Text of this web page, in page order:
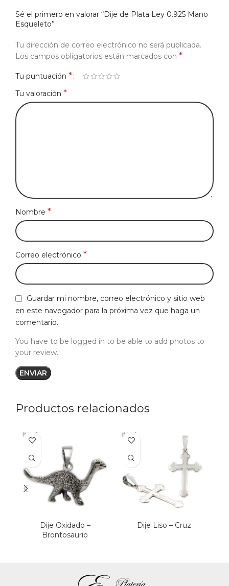
Sé el primero en valorar “Dije de Plata Ley 0.925 Mano
Esqueleto”
Tu dirección de correo electrónico no será publicada.
Los campos obligatorios están marcados con *
Tu puntuación *
Tu valoración *
Nombre *
Correo electrónico *
Guardar mi nombre, correo electrónico y sitio web
en este navegador para la próxima vez que haga un
comentario.
You have to be logged in to be able to add photos to
your review.
Productos relacionados
Dije Oxidado –
Brontosaurio
Dije Liso – Cruz